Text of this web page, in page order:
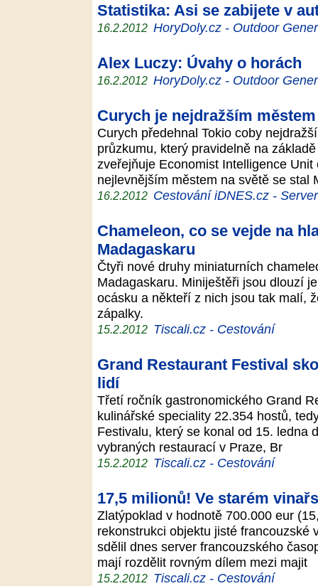
Statistika: Asi se zabijete v
16.2.2012 HoryDoly.cz - Outdoor
Alex Luczy: Úvahy o horách
16.2.2012 HoryDoly.cz - Outdoor
Curych je nejdražším
Curych předehnal Tokio coby
průzkumu, který pravidelně na
zveřejňuje Economist Intelligence
nejlevnějším městem na světě se
16.2.2012 Cestování iDNES.cz -
Chameleon, co se vejde na
Madagaskaru
Čtyři nové druhy miniaturních
Madagaskaru. Miniještěři jsou dlouzí
ocásku a někteří z nich jsou tak malí,
zápalky.
15.2.2012 Tiscali.cz - Cestování
Grand Restaurant Festival
lidí
Třetí ročník gastronomického Grand
kulinářské speciality 22.354 hostů,
Festivalu, který se konal od 15. ledna
vybraných restaurací v Praze, Br
15.2.2012 Tiscali.cz - Cestování
17,5 milionů! Ve starém
Zlatýpoklad v hodnotě 700.000 eur
rekonstrukci objektu jisté francouzské
sdělil dnes server francouzského
mají rozdělit rovným dílem mezi majit
15.2.2012 Tiscali.cz - Cestování